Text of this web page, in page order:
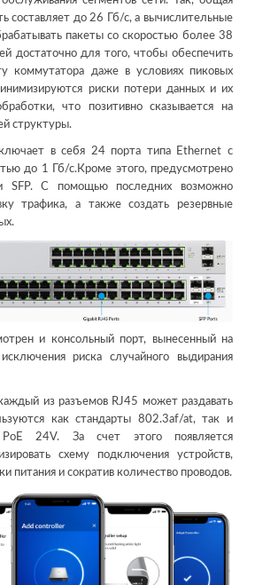
составляет до 26 Гб/с, а вычислительные
пакеты со скоростью более 38
достаточно для того, чтобы обеспечить
коммутатора даже в условиях пиковых
риски потери данных и их
что позитивно сказывается на
структуры.
в себя 24 порта типа Ethernet с
до 1 Гб/с.Кроме этого, предусмотрено
SFP. С помощью последних возможно
трафика, а также создать резервные
и консольный порт, вынесенный на
риска случайного выдирания
из разъемов RJ45 может раздавать
как стандарты 802.3af/at, так и
24V. За счет этого появляется
схему подключения устройств,
питания и сократив количество проводов.